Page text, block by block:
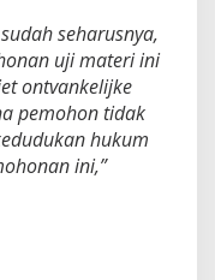
seharusnya,
uji materi ini
ontvankelijke
pemohon tidak
hukum
ini,”